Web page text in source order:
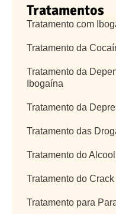
Tratamentos
Tratamento com
Tratamento da
Tratamento da
Ibogaína
Tratamento da
Tratamento das
Tratamento do
Tratamento do
Tratamento para